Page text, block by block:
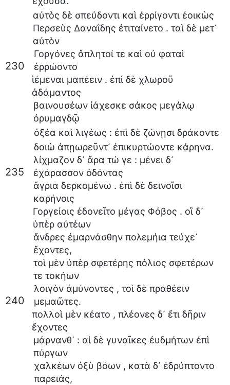
αὐτὸς δὲ σπεύδοντι καὶ ἐρρίγοντι ἐοικὼς
Περσεὺς Δαναΐδης ἐτιταίνετο . ταὶ δὲ μετ᾽
αὐτὸν
230
Γοργόνες ἄπλητοί τε καὶ οὐ φαταὶ
ἐρρώοντο
ἱέμεναι μαπέειν . ἐπὶ δὲ χλωροῦ
ἀδάμαντος
βαινουσέων ἰάχεσκε σάκος μεγάλῳ
ὀρυμαγδῷ
ὀξέα καὶ λιγέως : ἐπὶ δὲ ζώνῃσι δράκοντε
δοιὼ ἀπῃωρεῦντ᾽ ἐπικυρτώοντε κάρηνα.
235
λίχμαζον δ᾽ ἄρα τώ γε : μένει δ᾽
ἐχάρασσον ὀδόντας
ἄγρια δερκομένω . ἐπὶ δὲ δεινοῖσι
καρήνοις
Γοργείοις ἐδονεῖτο μέγας Φόβος . οἳ δ᾽
ὑπὲρ αὐτέων
ἄνδρες ἐμαρνάσθην πολεμήια τεύχε᾽
ἔχοντες,
τοὶ μὲν ὑπὲρ σφετέρης πόλιος σφετέρων
τε τοκήων
240
λοιγὸν ἀμύνοντες , τοὶ δὲ πραθέειν
μεμαῶτες.
πολλοὶ μὲν κέατο , πλέονες δ᾽ ἔτι δῆριν
ἔχοντες
μάρνανθ᾽ : αἱ δὲ γυναῖκες ἐυδμήτων ἐπὶ
πύργων
χαλκέων ὀξὺ βόων , κατὰ δ᾽ ἐδρύπτοντο
παρειάς,